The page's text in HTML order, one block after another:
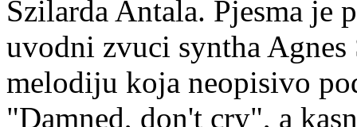
Szilarda Antala. Pjesma je
uvodni zvuci syntha
melodiju koja neopisivo
"Damned, don't cry", a